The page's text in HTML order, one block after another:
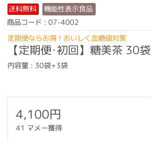
送料無料 機能性表示食品
商品コード : 07-4002
定期便ならお得！おいしく血糖値対策
【定期便･初回】糖美茶 30袋
内容量 : 30袋+3袋
4,100円
41 マメー獲得